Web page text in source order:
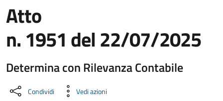
Atto
n. 1951 del 22/07/2025
Determina con Rilevanza Contabile
Dettaglio del documento
Condividi Vedi azioni